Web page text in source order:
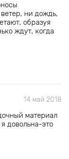
ни дождь,
образуя
ждут, когда
14 май 2018
материал
довольна-это